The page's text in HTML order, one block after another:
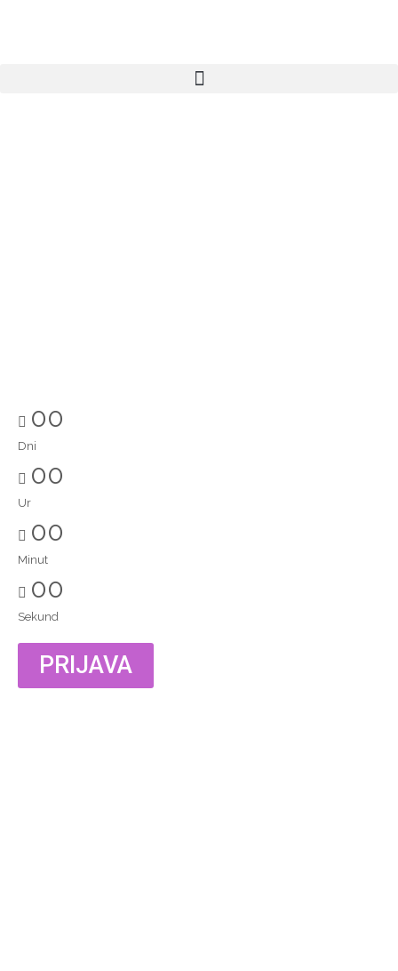
00
Dni
00
Ur
00
Minut
00
Sekund
PRIJAVA